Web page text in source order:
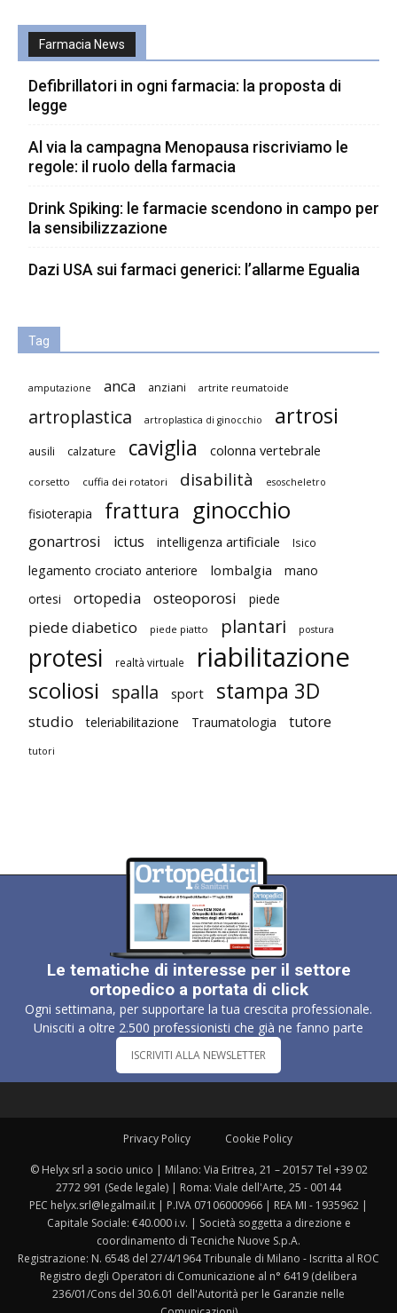
Farmacia News
Defibrillatori in ogni farmacia: la proposta di
legge
Al via la campagna Menopausa riscriviamo le
regole: il ruolo della farmacia
Drink Spiking: le farmacie scendono in campo per
la sensibilizzazione
Dazi USA sui farmaci generici: l’allarme Egualia
Tag
amputazione anca anziani artrite reumatoide
artroplastica artroplastica di ginocchio artrosi
ausili calzature caviglia colonna vertebrale
corsetto cuffia dei rotatori disabilità esoscheletro
fisioterapia frattura ginocchio
gonartrosi ictus intelligenza artificiale Isico
legamento crociato anteriore lombalgia
mano
ortesi
ortopedia osteoporosi piede
piede diabetico piede piatto plantari postura
protesi realtà virtuale riabilitazione
scoliosi spalla sport stampa 3D
studio teleriabilitazione Traumatologia tutore
tutori
Le tematiche di interesse per il settore
ortopedico a portata di click
Ogni settimana, per supportare la tua crescita professionale.
Unisciti a oltre 2.500 professionisti che già ne fanno parte
ISCRIVITI ALLA NEWSLETTER
Privacy Policy Cookie Policy
© Helyx srl a socio unico | Milano: Via Eritrea, 21 – 20157 Tel +39 02
2772 991 (Sede legale) | Roma: Viale dell'Arte, 25 - 00144
PEC helyx.srl@legalmail.it | P.IVA 07106000966 | REA MI - 1935962 |
Capitale Sociale: €40.000 i.v. | Società soggetta a direzione e
coordinamento di Tecniche Nuove S.p.A.
Registrazione: N. 6548 del 27/4/1964 Tribunale di Milano - Iscritta al ROC
Registro degli Operatori di Comunicazione al n° 6419 (delibera
236/01/Cons del 30.6.01 dell'Autorità per le Garanzie nelle